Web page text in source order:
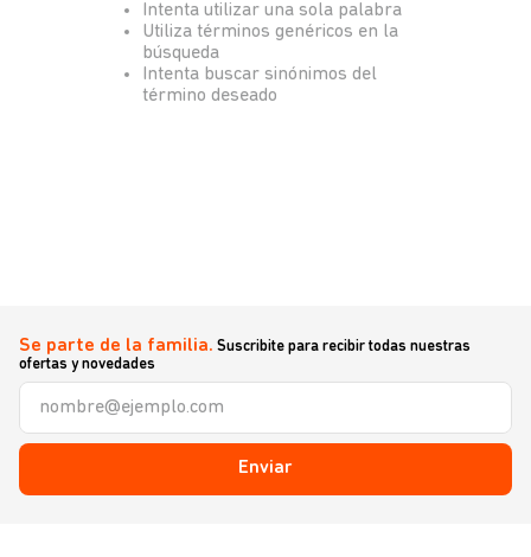
Intenta utilizar una sola palabra
Utiliza términos genéricos en la
búsqueda
Intenta buscar sinónimos del
término deseado
Se parte de la familia. Suscribite para recibir todas nuestras
ofertas y novedades
Enviar